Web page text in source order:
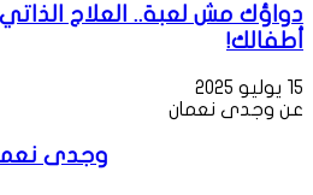
دواؤك مش لعبة.. العلاج
أطفالك!
15 يوليو 2025
عن وجدى نعمان
وجدى